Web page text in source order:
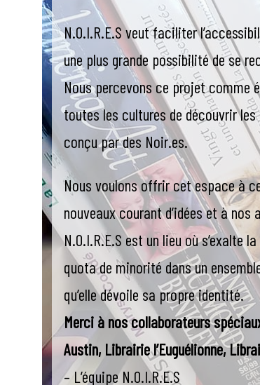
N.O.I.R.E.S veut faciliter
une plus grande possibilité de se
Nous percevons ce projet comme
toutes les cultures de découvrir les
conçu par des Noir.es.
Nous voulons offrir cet espace à
nouveaux courant d’idées et à
N.O.I.R.E.S est un lieu où
quota de minorité dans un
qu’elle dévoile sa propre identité.
Merci à nos collaborateurs
Austin, Librairie l’Euguélionne,
– L’équipe N.O.I.R.E.S